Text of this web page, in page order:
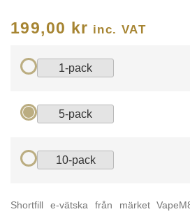
199,00 kr inc. VAT
1-pack
5-pack
10-pack
Shortfill e-vätska från märket